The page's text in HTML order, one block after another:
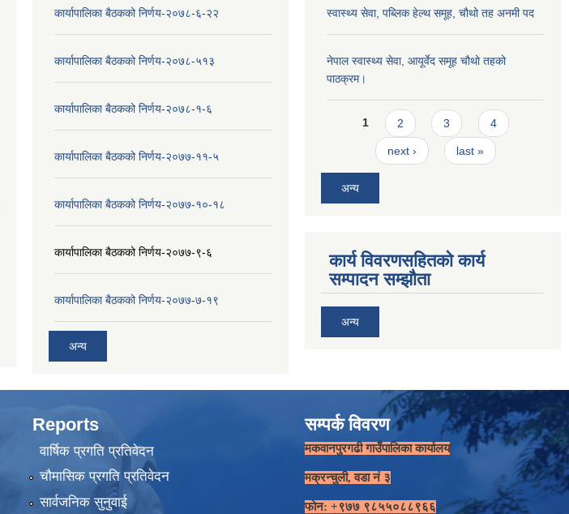
कार्यापालिका बैठकको निर्णय-२०७८-६-२२
कार्यापालिका बैठकको निर्णय-२०७८-५१३
कार्यापालिका बैठकको निर्णय-२०७८-१-६
कार्यापालिका बैठकको निर्णय-२०७७-११-५
कार्यापालिका बैठकको निर्णय-२०७७-१०-१८
कार्यापालिका बैठकको निर्णय-२०७७-९-६
कार्यापालिका बैठकको निर्णय-२०७७-७-१९
अन्य
स्वास्थ्य सेवा, पब्लिक हेल्‍थ समूह, चौथो तह अनमी पद
नेपाल स्वास्थ्य सेवा, आयूर्वेद समूह चौथो तहको
पाठक्रम।
Pages
1 2 3 4
next › last »
अन्य
कार्य विवरणसहितको कार्य
सम्पादन सम्झौता
अन्य
Reports
वार्षिक प्रगति प्रतिवेदन
चौमासिक प्रगति प्रतिवेदन
सार्वजनिक सुनुवाई
सम्पर्क विवरण
मकवानपुरगढी गाउँपालिका कार्यालय
मक्रन्चुली, वडा नं ३
फोन: +९७७ ९८५५०८८९६६